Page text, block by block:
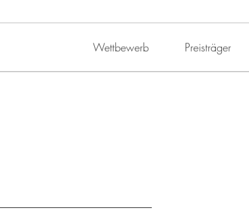
Wettbewerb Preisträger